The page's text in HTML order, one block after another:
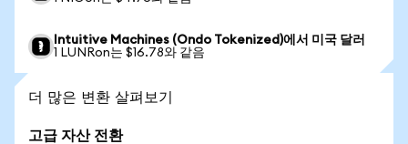
Intuitive Machines (Ondo Tokenized)에서 미국 달러
1 LUNRon는 $16.78와 같음
더 많은 변환 살펴보기
고급 자산 전환